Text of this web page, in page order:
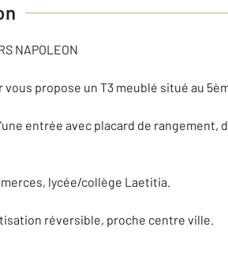
NAPOLEON
propose un T3 meublé situé au
entrée avec placard de
lycée/collège Laetitia.
réversible, proche centre ville.